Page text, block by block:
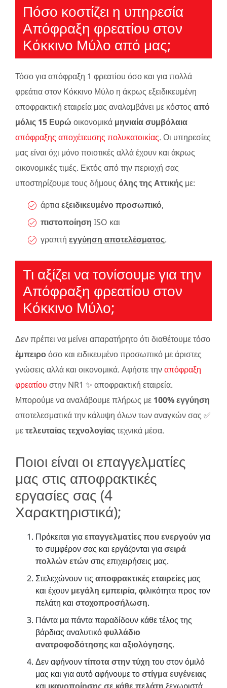
Πόσο κοστίζει η υπηρεσία
Απόφραξη φρεατίου στον
Κόκκινο Μύλο από μας;
Τόσο για απόφραξη 1 φρεατίου όσο και για πολλά
φρεάτια στον Κόκκινο Μύλο η άκρως εξειδικευμένη
αποφρακτική εταιρεία μας αναλαμβάνει με κόστος από
μόλις 15 Ευρώ οικονομικά μηνιαία συμβόλαια
απόφραξης αποχέτευσης πολυκατοικίας. Οι υπηρεσίες
μας είναι όχι μόνο ποιοτικές αλλά έχουν και άκρως
οικονομικές τιμές. Εκτός από την περιοχή σας
υποστηρίζουμε τους δήμους όλης της Αττικής με:
άρτιαεξειδικευμένο προσωπικό,
πιστοποίηση ISO και
γραπτή εγγύηση αποτελέσματος.
Τι αξίζει να τονίσουμε για την
Απόφραξη φρεατίου στον
Κόκκινο Μύλο;
Δεν πρέπει να μείνει απαρατήρητο ότι διαθέτουμε τόσο
έμπειροόσο και ειδικευμένο προσωπικό με άριστες
γνώσεις αλλά και οικονομικά. Αφήστε τηναπόφραξη
φρεατίου στην NR1 ✨ αποφρακτική εταιρεία.
Μπορούμε να αναλάβουμε πλήρως με 100% εγγύηση
αποτελεσματικά την κάλυψη όλων των αναγκών σας ✅
μετελευταίας τεχνολογίαςτεχνικά μέσα.
Ποιοι είναι οι επαγγελματίες
μας στις αποφρακτικές
εργασίες σας (4
Χαρακτηριστικά);
Πρόκειται γιαεπαγγελματίες που ενεργούνγια
το συμφέρον σας και εργάζονται γιασειρά
πολλών ετώνστις επιχειρήσεις μας.
Στελεχώνουν τις αποφρακτικές εταιρείες μας
και έχουν μεγάλη εμπειρία, φιλικότητα προς τον
πελάτη και στοχοπροσήλωση.
Πάντα μα πάντα παραδίδουν κάθε τέλος της
βάρδιας αναλυτικόφυλλάδιο
ανατροφοδότησης και αξιολόγησης.
Δεν αφήνουντίποτα στην τύχη του στον όμιλό
μας και για αυτό αφήνουμε τοστίγμα ευγένειας
και ικανοποίησης σε κάθε πελάτη ξεχωριστά.